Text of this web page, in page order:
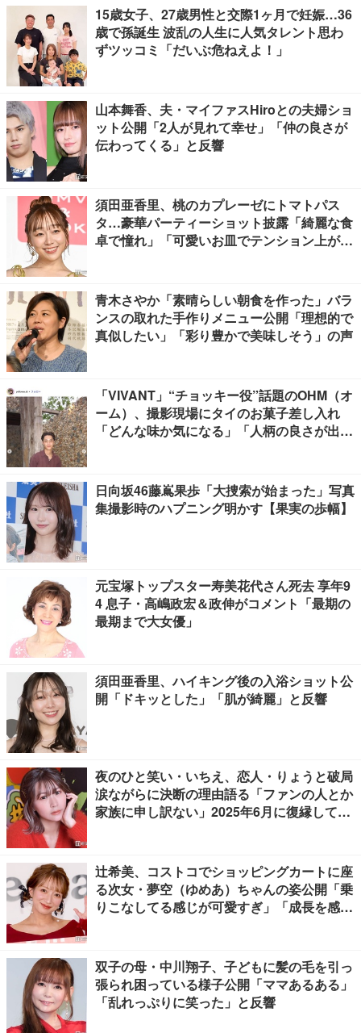
15歳女子、27歳男性と交際1ヶ月で妊娠…36
歳で孫誕生 波乱の人生に人気タレント思わ
ずツッコミ「だいぶ危ねえよ！」
山本舞香、夫・マイファスHiroとの夫婦ショ
ット公開「2人が見れて幸せ」「仲の良さが
伝わってくる」と反響
須田亜香里、桃のカプレーゼにトマトパス
タ…豪華パーティーショット披露「綺麗な食
卓で憧れ」「可愛いお皿でテンション上が
青木さやか「素晴らしい朝食を作った」バラ
ンスの取れた手作りメニュー公開「理想的で
真似したい」「彩り豊かで美味しそう」の声
「VIVANT」“チョッキー役”話題のOHM（オ
ーム）、撮影現場にタイのお菓子差し入れ
「どんな味か気になる」「人柄の良さが出て
日向坂46藤嶌果歩「大捜索が始まった」写真
集撮影時のハプニング明かす【果実の歩幅】
元宝塚トップスター寿美花代さん死去 享年9
4 息子・高嶋政宏＆政伸がコメント「最期の
最期まで大女優」
須田亜香里、ハイキング後の入浴ショット公
開「ドキッとした」「肌が綺麗」と反響
夜のひと笑い・いちえ、恋人・りょうと破局
涙ながらに決断の理由語る「ファンの人とか
家族に申し訳ない」2025年6月に復縁してい
辻希美、コストコでショッピングカートに座
る次女・夢空（ゆめあ）ちゃんの姿公開「乗
りこなしてる感じが可愛すぎ」「成長を感じ
双子の母・中川翔子、子どもに髪の毛を引っ
張られ困っている様子公開「ママあるある」
「乱れっぷりに笑った」と反響